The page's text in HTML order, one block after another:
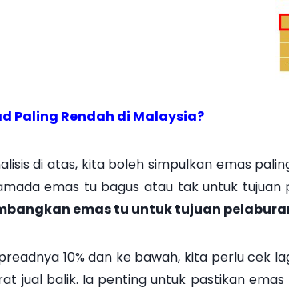
Paling Rendah di Malaysia?
di atas, kita boleh simpulkan emas
emas tu bagus atau tak untuk tujuan
emas tu untuk tujuan
10% dan ke bawah, kita perlu cek
jual balik. Ia penting untuk pastikan